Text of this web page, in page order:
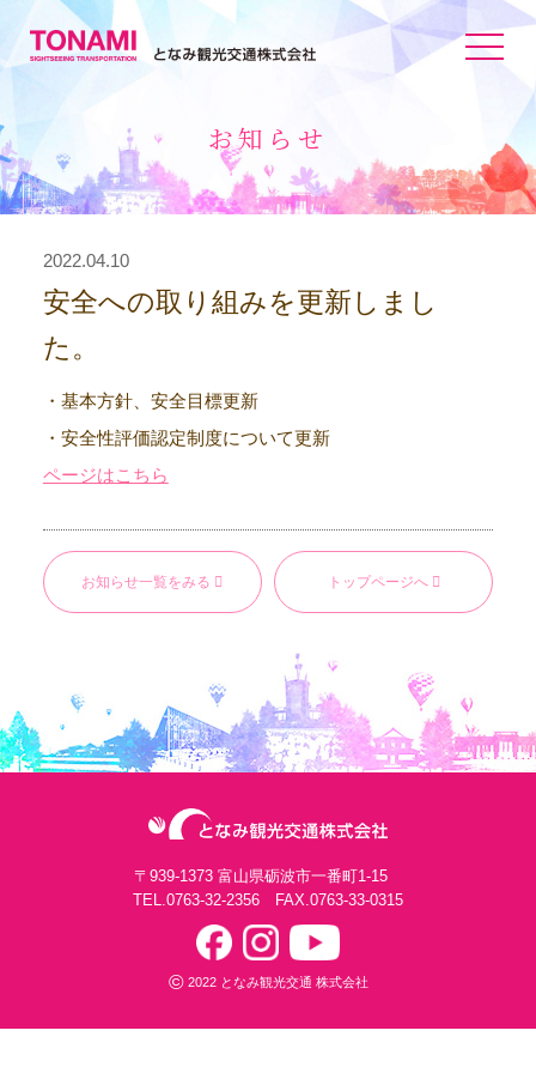
toggle
お知らせ
2022.04.10
安全への取り組みを更新しまし
た。
・基本方針、安全目標更新
・安全性評価認定制度について更新
ページはこちら
お知らせ一覧をみる トップページへ
〒939-1373 富山県砺波市一番町1-15
TEL.0763-32-2356 FAX.0763-33-0315
©2022 となみ観光交通 株式会社